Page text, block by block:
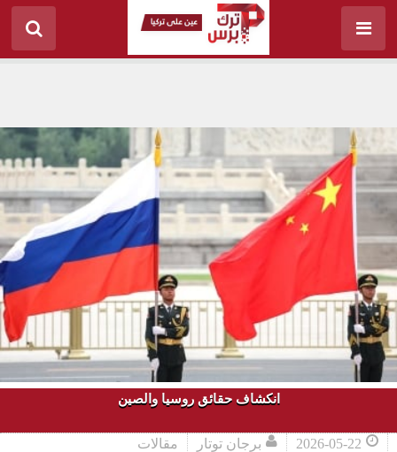
انكشاف حقائق روسيا والصين
2026-05-22 برجان توتار مقالات